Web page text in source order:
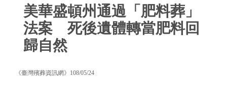
美華盛頓州通過「肥料葬」
法案 死後遺體轉當肥料回
歸自然
《臺灣殯葬資訊網》108/05/24